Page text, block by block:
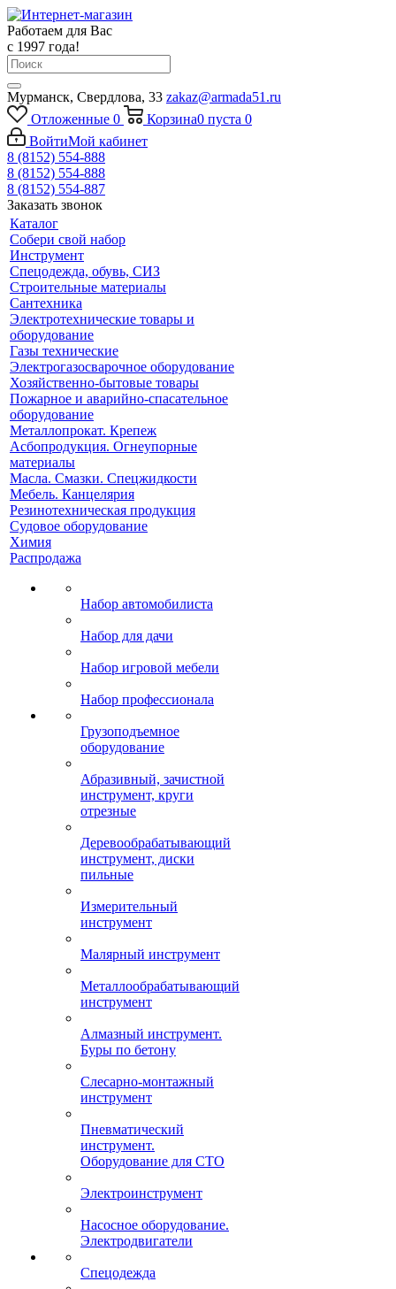
Работаем для Вас
с 1997 года!
Мурманск, Свердлова, 33 zakaz@armada51.ru
Отложенные 0 Корзина0 пуста 0
ВойтиМой кабинет
8 (8152) 554-888
8 (8152) 554-888
8 (8152) 554-887
Заказать звонок
Каталог
Собери свой набор
Инструмент
Спецодежда, обувь, СИЗ
Строительные материалы
Сантехника
Электротехнические товары и
оборудование
Газы технические
Электрогазосварочное оборудование
Хозяйственно-бытовые товары
Пожарное и аварийно-спасательное
оборудование
Металлопрокат. Крепеж
Асбопродукция. Огнеупорные
материалы
Масла. Смазки. Спецжидкости
Мебель. Канцелярия
Резинотехническая продукция
Судовое оборудование
Химия
Распродажа
Набор автомобилиста
Набор для дачи
Набор игровой мебели
Набор профессионала
Грузоподъемное
оборудование
Абразивный, зачистной
инструмент, круги
отрезные
Деревообрабатывающий
инструмент, диски
пильные
Измерительный
инструмент
Малярный инструмент
Металлообрабатывающий
инструмент
Алмазный инструмент.
Буры по бетону
Слесарно-монтажный
инструмент
Пневматический
инструмент.
Оборудование для СТО
Электроинструмент
Насосное оборудование.
Электродвигатели
Спецодежда